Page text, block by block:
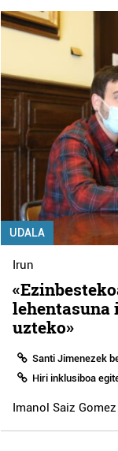
UDALA
Irun
lehentasuna
uzteko»
Santi Jimenezek
Hiri inklusiboa
Imanol Saiz